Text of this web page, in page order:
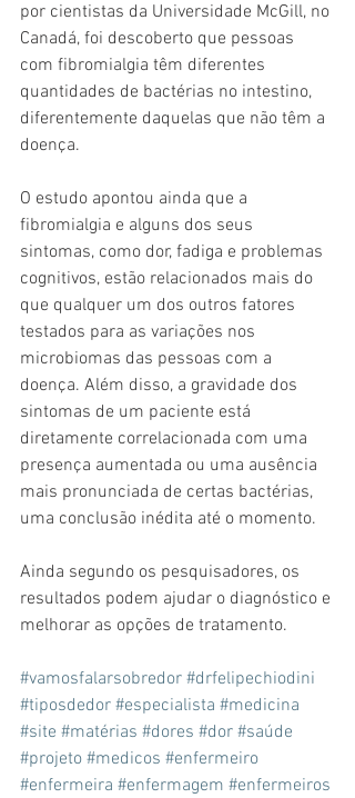
por cientistas da Universidade McGill, no
Canadá, foi descoberto que pessoas
com fibromialgia têm diferentes
quantidades de bactérias no intestino,
diferentemente daquelas que não têm a
doença.
O estudo apontou ainda que a
fibromialgia e alguns dos seus
sintomas, como dor, fadiga e problemas
cognitivos, estão relacionados mais do
que qualquer um dos outros fatores
testados para as variações nos
microbiomas das pessoas com a
doença. Além disso, a gravidade dos
sintomas de um paciente está
diretamente correlacionada com uma
presença aumentada ou uma ausência
mais pronunciada de certas bactérias,
uma conclusão inédita até o momento.
Ainda segundo os pesquisadores, os
resultados podem ajudar o diagnóstico e
melhorar as opções de tratamento.
#vamosfalarsobredor #drfelipechiodini
#tiposdedor #especialista #medicina
#site #matérias #dores #dor #saúde
#projeto #medicos #enfermeiro
#enfermeira #enfermagem #enfermeiros